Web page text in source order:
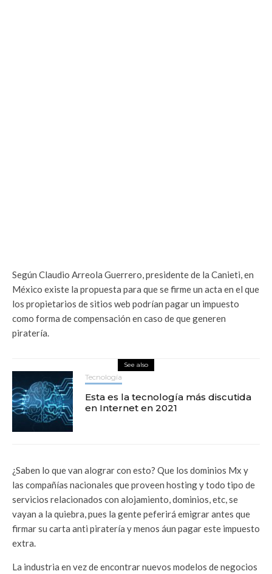
Según Claudio Arreola Guerrero, presidente de la Canieti, en
México existe la propuesta para que se firme un acta en el que
los propietarios de sitios web podrían pagar un impuesto
como forma de compensación en caso de que generen
piratería.
See also
Tecnología
Esta es la tecnología más discutida
en Internet en 2021
¿Saben lo que van alograr con esto? Que los dominios Mx y
las compañías nacionales que proveen hosting y todo tipo de
servicios relacionados con alojamiento, dominios, etc, se
vayan a la quiebra, pues la gente peferirá emigrar antes que
firmar su carta anti piratería y menos áun pagar este impuesto
extra.
La industria en vez de encontrar nuevos modelos de negocios